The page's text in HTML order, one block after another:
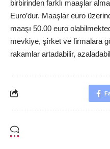
birbirinden farklı maaşlar
Euro’dur. Maaşlar euro
maaşı 50.00 euro
mevkiye, şirket ve firmalara
rakamlar artadabilir,